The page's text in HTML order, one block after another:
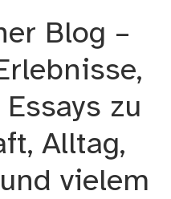
Blog –
zu
Alltag,
vielem